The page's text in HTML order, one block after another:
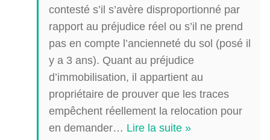
contesté s’il s’avère disproportionné par
rapport au préjudice réel ou s’il ne prend
pas en compte l’ancienneté du sol (posé il
y a 3 ans). Quant au préjudice
d’immobilisation, il appartient au
propriétaire de prouver que les traces
empêchent réellement la relocation pour
en demander… Lire la suite »